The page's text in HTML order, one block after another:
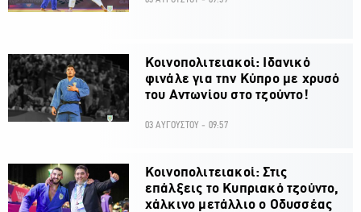
Κοινοπολιτειακοί: Ιδανικό
φινάλε για την Κύπρο με χρυσό
του Αντωνίου στο τζούντο!
03 ΑΥΓΟΥΣΤΟΥ - 09:57
Κοινοπολιτειακοί: Στις
επάλξεις το Κυπριακό τζούντο,
χάλκινο μετάλλιο ο Οδυσσέας